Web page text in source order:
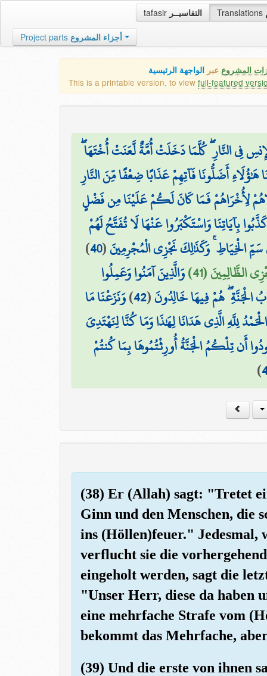
tafasir التفاسيــر Translations
Project parts أجزاء المشروع
المشروع عبر الواجهة الرئيسية
This is a printable version, to view full-featured
فِي النَّارِ ۖ كُلَّمَا دَخَلَتْ أُمَّةٌ لَّعَنَتْ أُخْتَهَا
هَٰؤُلَاءِ أَضَلُّونَا فَآتِهِمْ عَذَابًا ضِعْفًا مِّنَ النَّارِ
لِأُخْرَاهُمْ فَمَا كَانَ لَكُمْ عَلَيْنَا مِن فَضْلٍ
بِآيَاتِنَا وَاسْتَكْبَرُوا عَنْهَا لَا تُفَتَّحُ لَهُمْ
سَمِّ الْخِيَاطِ ۚ وَكَذَٰلِكَ نَجْزِي الْمُجْرِمِينَ(
40
)
(41)
وَالَّذِينَ آمَنُوا وَعَمِلُوا
هُمْ فِيهَا خَالِدُونَ(
42
)وَنَزَعْنَا مَا
لِلَّهِ الَّذِي هَدَانَا لِهَٰذَا وَمَا كُنَّا لِنَهْتَدِيَ
أَن تِلْكُمُ الْجَنَّةُ أُورِثْتُمُوهَا بِمَا كُنتُمْ
)
(38) Er (Allah) sagt: "Tretet
Ginn und den Menschen, die
ins (Höllen)feuer." Jedesmal,
verflucht sie die
eingeholt werden, sagt die
"Unser Herr, diese da haben
eine mehrfache Strafe vom
bekommt das Mehrfache,
(39) Und die erste von ihnen